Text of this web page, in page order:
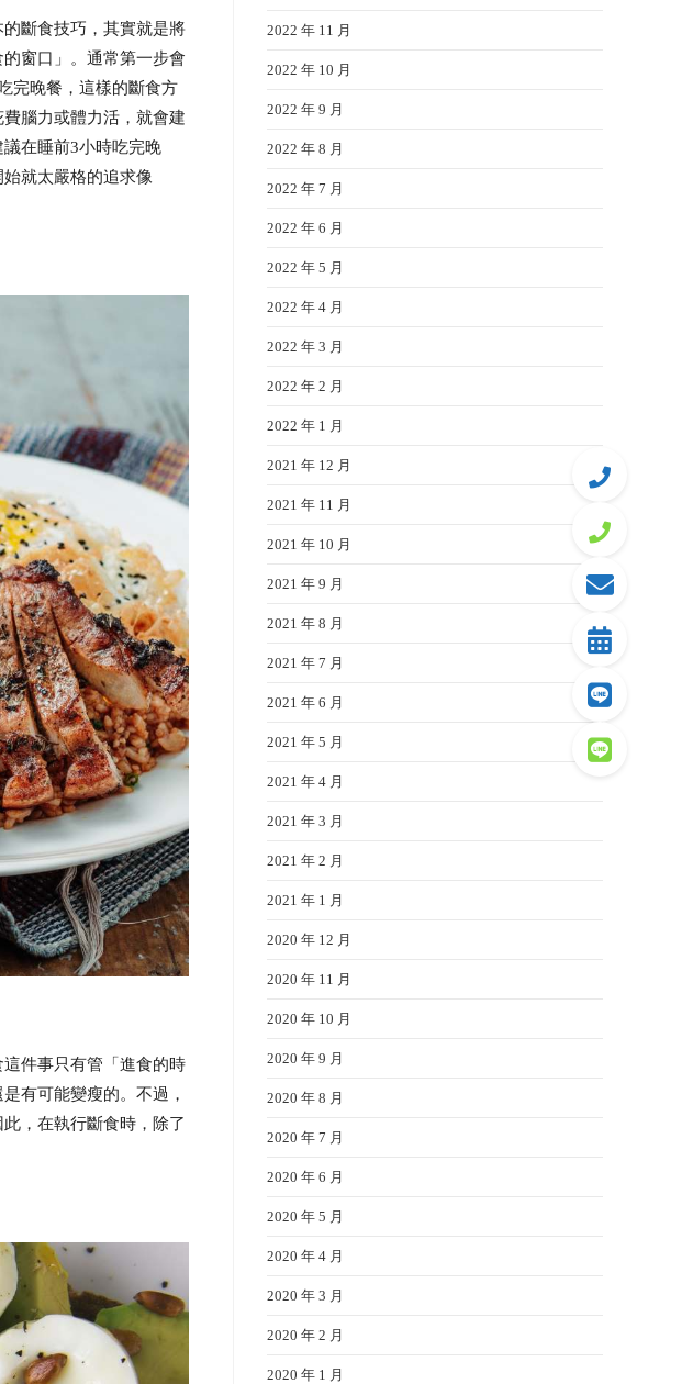
斷食技巧，其實就是將
窗口」。通常第一步會
完晚餐，這樣的斷食方
腦力或體力活，就會建
在睡前3小時吃完晚
就太嚴格的追求像
件事只有管「進食的時
有可能變瘦的。不過，
，在執行斷食時，除了
2022 年 11 月
2022 年 10 月
2022 年 9 月
2022 年 8 月
2022 年 7 月
2022 年 6 月
2022 年 5 月
2022 年 4 月
2022 年 3 月
2022 年 2 月
2022 年 1 月
2021 年 12 月
2021 年 11 月
2021 年 10 月
2021 年 9 月
2021 年 8 月
2021 年 7 月
2021 年 6 月
2021 年 5 月
2021 年 4 月
2021 年 3 月
2021 年 2 月
2021 年 1 月
2020 年 12 月
2020 年 11 月
2020 年 10 月
2020 年 9 月
2020 年 8 月
2020 年 7 月
2020 年 6 月
2020 年 5 月
2020 年 4 月
2020 年 3 月
2020 年 2 月
2020 年 1 月